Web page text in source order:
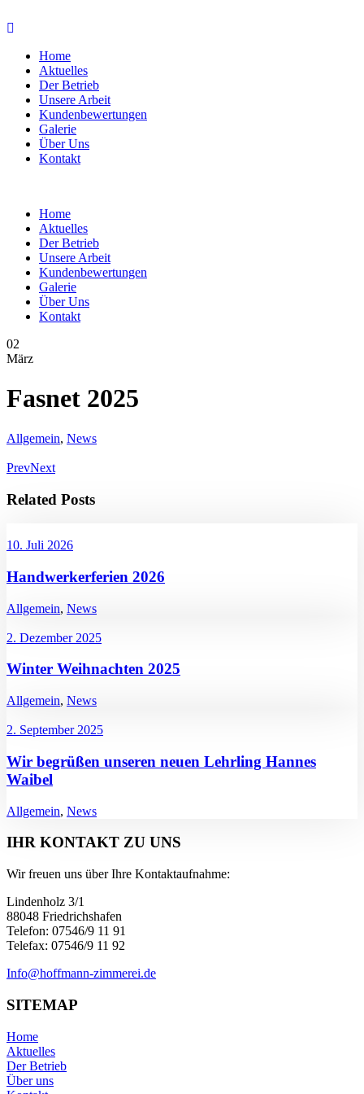
Home
Aktuelles
Der Betrieb
Unsere Arbeit
Kundenbewertungen
Galerie
Über Uns
Kontakt
Home
Aktuelles
Der Betrieb
Unsere Arbeit
Kundenbewertungen
Galerie
Über Uns
Kontakt
02
März
Fasnet 2025
Allgemein, News
PrevNext
Related Posts
10. Juli 2026
Handwerkerferien 2026
Allgemein, News
2. Dezember 2025
Winter Weihnachten 2025
Allgemein, News
2. September 2025
Wir begrüßen unseren neuen Lehrling Hannes
Waibel
Allgemein, News
IHR KONTAKT ZU UNS
Wir freuen uns über Ihre Kontaktaufnahme:
Lindenholz 3/1
88048 Friedrichshafen
Telefon: 07546/9 11 91
Telefax: 07546/9 11 92
Info@hoffmann-zimmerei.de
SITEMAP
Home
Aktuelles
Der Betrieb
Über uns